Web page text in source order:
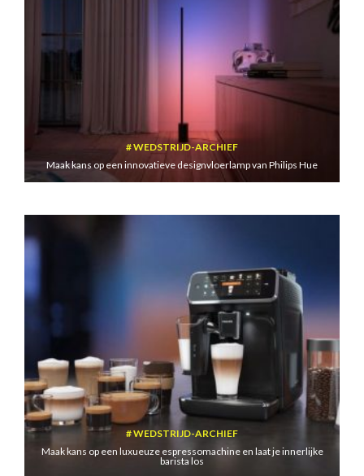
WEDSTRIJD-ARCHIEF
Maak kans op een innovatieve designvloerlamp van Philips Hue
WEDSTRIJD-ARCHIEF
Maak kans op een luxueuze espressomachine en laat je innerlijke
barista los